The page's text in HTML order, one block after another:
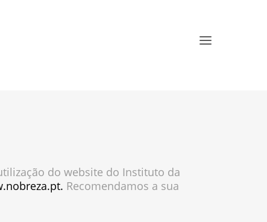
do website do Instituto da
Recomendamos a sua